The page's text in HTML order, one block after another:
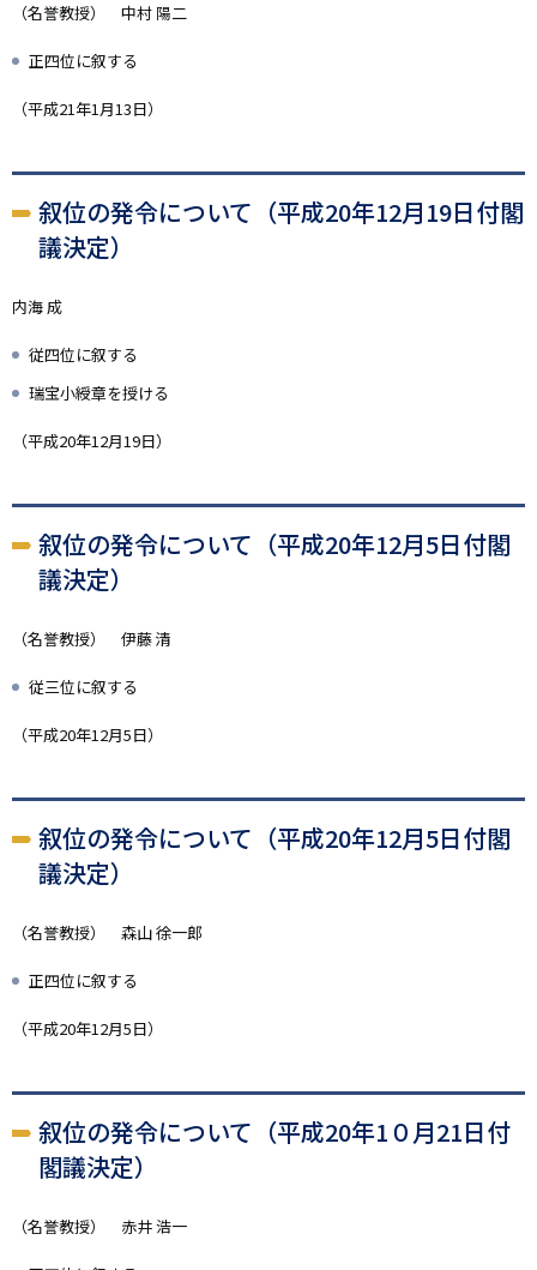
（名誉教授） 中村 陽二
正四位に叙する
（平成21年1月13日）
叙位の発令について（平成20年12月19日付閣
議決定）
内海 成
従四位に叙する
瑞宝小綬章を授ける
（平成20年12月19日）
叙位の発令について（平成20年12月5日付閣
議決定）
（名誉教授） 伊藤 清
従三位に叙する
（平成20年12月5日）
叙位の発令について（平成20年12月5日付閣
議決定）
（名誉教授） 森山 徐一郎
正四位に叙する
（平成20年12月5日）
叙位の発令について（平成20年1０月21日付
閣議決定）
（名誉教授） 赤井 浩一